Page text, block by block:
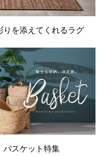
を添えてくれるラグ
バスケット特集